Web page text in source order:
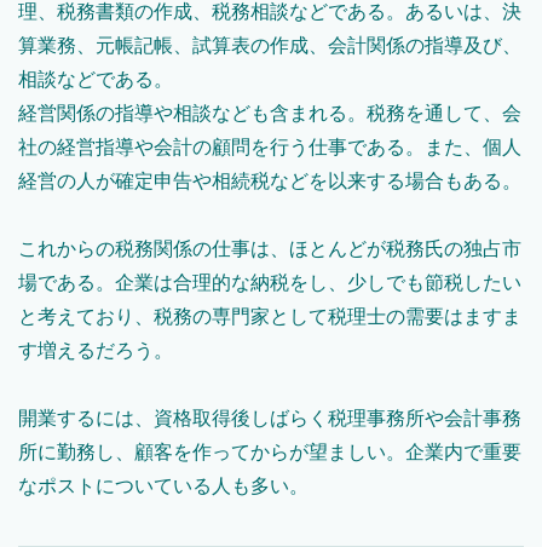
理、税務書類の作成、税務相談などである。あるいは、決
算業務、元帳記帳、試算表の作成、会計関係の指導及び、
相談などである。
経営関係の指導や相談なども含まれる。税務を通して、会
社の経営指導や会計の顧問を行う仕事である。また、個人
経営の人が確定申告や相続税などを以来する場合もある。
これからの税務関係の仕事は、ほとんどが税務氏の独占市
場である。企業は合理的な納税をし、少しでも節税したい
と考えており、税務の専門家として税理士の需要はますま
す増えるだろう。
開業するには、資格取得後しばらく税理事務所や会計事務
所に勤務し、顧客を作ってからが望ましい。企業内で重要
なポストについている人も多い。